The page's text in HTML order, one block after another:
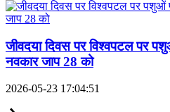
जीवदया दिवस पर विश्वपटल पर
नवकार जाप 28 को
2026-05-23 17:04:51